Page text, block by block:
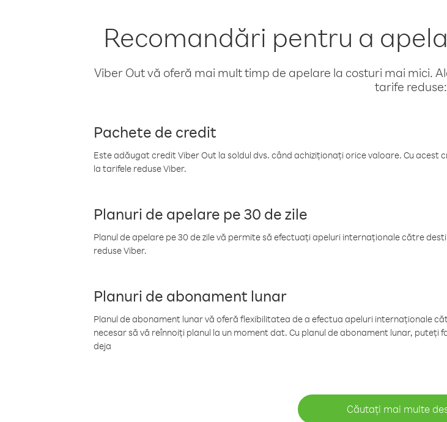
Recomandări pentru a
Viber Out vă oferă mai mult timp de apelare la costuri mai mici.
tarife reduse:
Pachete de credit
Este adăugat credit Viber Out la soldul dvs. când achiziționați orice valoare. Cu
la tarifele reduse Viber.
Planuri de apelare pe 30 de zile
Planul de apelare pe 30 de zile vă permite să efectuați apeluri internaționale către
reduse Viber.
Planuri de abonament lunar
Planul de abonament lunar vă oferă flexibilitatea de a efectua apeluri internaționale
necesar să vă reînnoiți planul la un moment dat. Cu planul de abonament lunar,
deja
Căutați mai multe